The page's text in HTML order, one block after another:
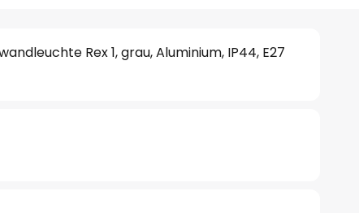
Rex 1, grau, Aluminium, IP44, E27